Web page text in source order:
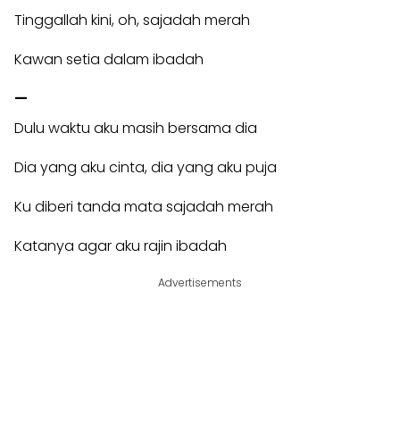
Tinggallah kini, oh, sajadah merah
Kawan setia dalam ibadah
—
Dulu waktu aku masih bersama dia
Dia yang aku cinta, dia yang aku puja
Ku diberi tanda mata sajadah merah
Katanya agar aku rajin ibadah
Advertisements